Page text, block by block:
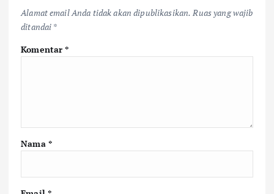
Alamat email Anda tidak akan dipublikasikan. Ruas yang wajib
ditandai *
Komentar*
Nama *